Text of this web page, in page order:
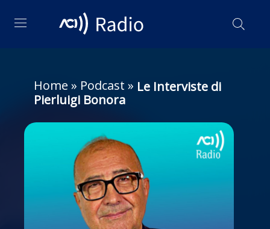
Home » Podcast » Le Interviste di
Pierluigi Bonora